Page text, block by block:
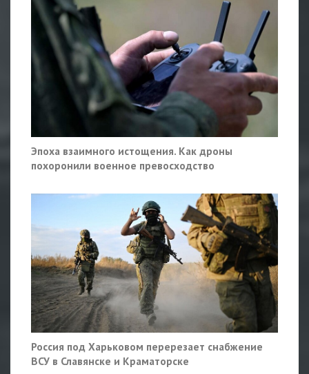
Эпоха взаимного истощения. Как дроны
похоронили военное превосходство
Россия под Харьковом перерезает снабжение
ВСУ в Славянске и Краматорске